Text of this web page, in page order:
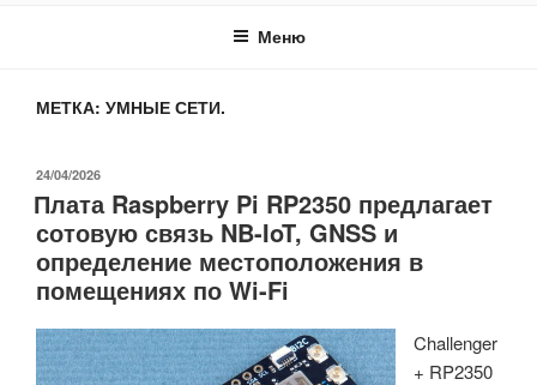
Меню
МЕТКА: УМНЫЕ СЕТИ.
ОПУБЛИКОВАНО
24/04/2026
Плата Raspberry Pi RP2350 предлагает
сотовую связь NB-IoT, GNSS и
определение местоположения в
помещениях по Wi-Fi
Challenger
+ RP2350